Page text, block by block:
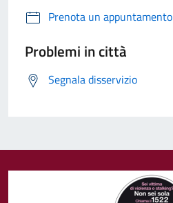
Prenota un appuntamento
Problemi in città
Segnala disservizio